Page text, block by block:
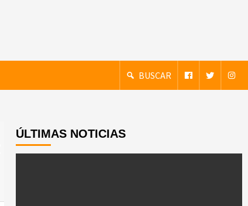
BUSCAR
ÚLTIMAS NOTICIAS